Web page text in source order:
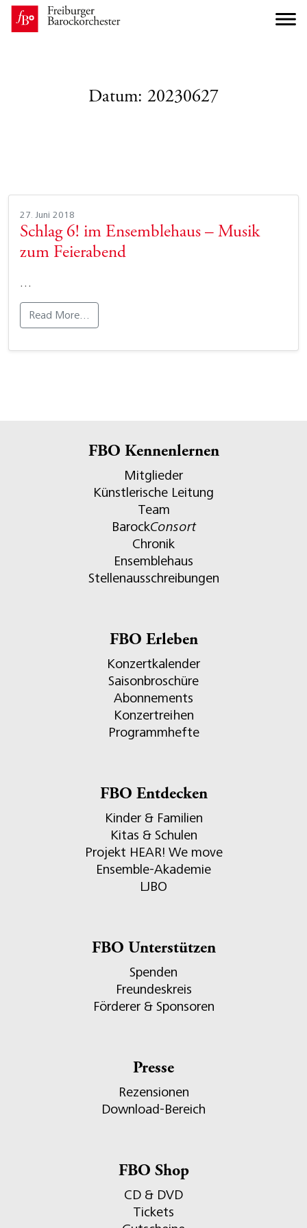
Datum: 20230627
27. Juni 2018
Schlag 6! im Ensemblehaus – Musik
zum Feierabend
…
Read More…
FBO Kennenlernen
Mitglieder
Künstlerische Leitung
Team
BarockConsort
Chronik
Ensemblehaus
Stellenausschreibungen
FBO Erleben
Konzertkalender
Saisonbroschüre
Abonnements
Konzertreihen
Programmhefte
FBO Entdecken
Kinder & Familien
Kitas & Schulen
Projekt HEAR! We move
Ensemble-Akademie
LJBO
FBO Unterstützen
Spenden
Freundeskreis
Förderer & Sponsoren
Presse
Rezensionen
Download-Bereich
FBO Shop
CD & DVD
Tickets